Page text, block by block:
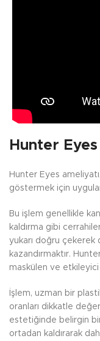
Hunter
Hunter Eyes
göstermek için
Bu işlem genellikle
kaldırma gibi
yukarı doğru
kazandırmaktır.
maskülen ve
İşlem, uzman bir
oranları dikkatle
estetiğinde belirgin bir
ortadan kaldırarak